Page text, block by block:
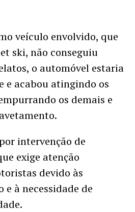
veículo envolvido, que
ski, não conseguiu
o automóvel estaria
e acabou atingindo os
os demais e
intervenção de
exige atenção
devido às
à necessidade de